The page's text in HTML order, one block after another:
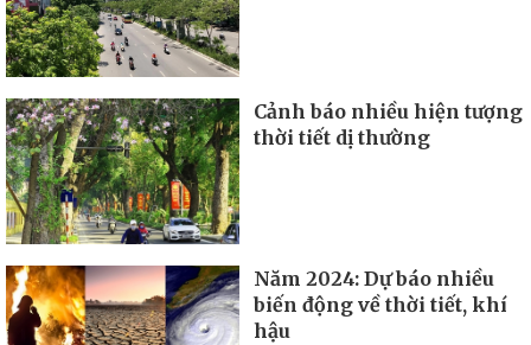
Cảnh báo nhiều hiện tượng
thời tiết dị thường
Năm 2024: Dự báo nhiều
biến động về thời tiết, khí
hậu